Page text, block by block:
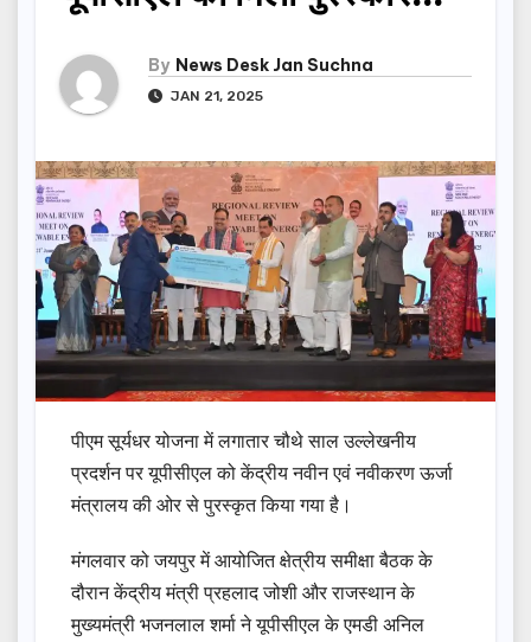
By News Desk Jan Suchna
JAN 21, 2025
पीएम सूर्यधर योजना में लगातार चौथे साल उल्लेखनीय
प्रदर्शन पर यूपीसीएल को केंद्रीय नवीन एवं नवीकरण ऊर्जा
मंत्रालय की ओर से पुरस्कृत किया गया है।
मंगलवार को जयपुर में आयोजित क्षेत्रीय समीक्षा बैठक के
दौरान केंद्रीय मंत्री प्रहलाद जोशी और राजस्थान के
मुख्यमंत्री भजनलाल शर्मा ने यूपीसीएल के एमडी अनिल